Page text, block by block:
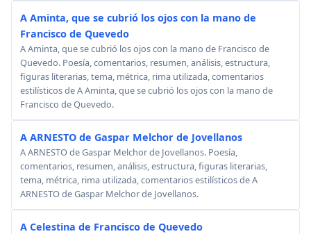
A Aminta, que se cubrió los ojos con la mano de
Francisco de Quevedo
A Aminta, que se cubrió los ojos con la mano de Francisco de
Quevedo. Poesía, comentarios, resumen, análisis, estructura,
figuras literarias, tema, métrica, rima utilizada, comentarios
estilísticos de A Aminta, que se cubrió los ojos con la mano de
Francisco de Quevedo.
A ARNESTO de Gaspar Melchor de Jovellanos
A ARNESTO de Gaspar Melchor de Jovellanos. Poesía,
comentarios, resumen, análisis, estructura, figuras literarias,
tema, métrica, rima utilizada, comentarios estilísticos de A
ARNESTO de Gaspar Melchor de Jovellanos.
A Celestina de Francisco de Quevedo